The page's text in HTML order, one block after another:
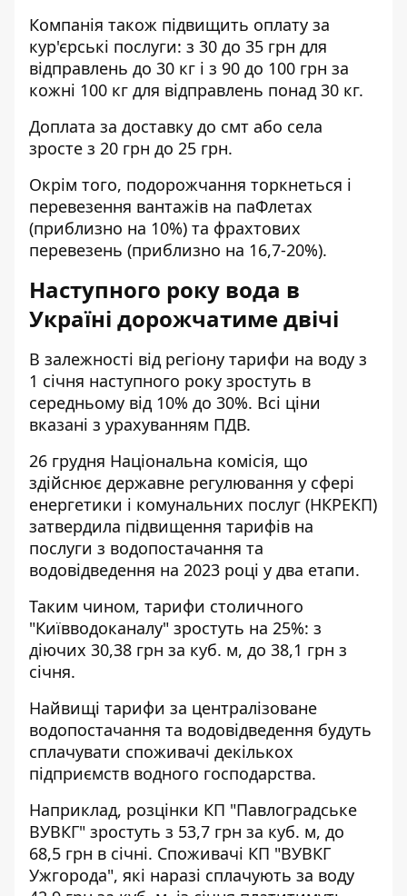
Компанія також підвищить оплату за
кур'єрські послуги: з 30 до 35 грн для
відправлень до 30 кг і з 90 до 100 грн за
кожні 100 кг для відправлень понад 30 кг.
Доплата за доставку до смт або села
зросте з 20 грн до 25 грн.
Окрім того, подорожчання торкнеться і
перевезення вантажів на паФлетах
(приблизно на 10%) та фрахтових
перевезень (приблизно на 16,7-20%).
Наступного року вода в
Україні дорожчатиме двічі
В залежності від регіону тарифи на воду з
1 січня наступного року зростуть в
середньому від 10% до 30%. Всі ціни
вказані з урахуванням ПДВ.
26 грудня Національна комісія, що
здійснює державне регулювання у сфері
енергетики і комунальних послуг (НКРЕКП)
затвердила підвищення тарифів на
послуги з водопостачання та
водовідведення на 2023 році у два етапи.
Таким чином, тарифи столичного
"Київводоканалу" зростуть на 25%: з
діючих 30,38 грн за куб. м, до 38,1 грн з
січня.
Найвищі тарифи за централізоване
водопостачання та водовідведення будуть
сплачувати споживачі декількох
підприємств водного господарства.
Наприклад, розцінки КП "Павлоградське
ВУВКГ" зростуть з 53,7 грн за куб. м, до
68,5 грн в січні. Споживачі КП "ВУВКГ
Ужгорода", які наразі сплачують за воду